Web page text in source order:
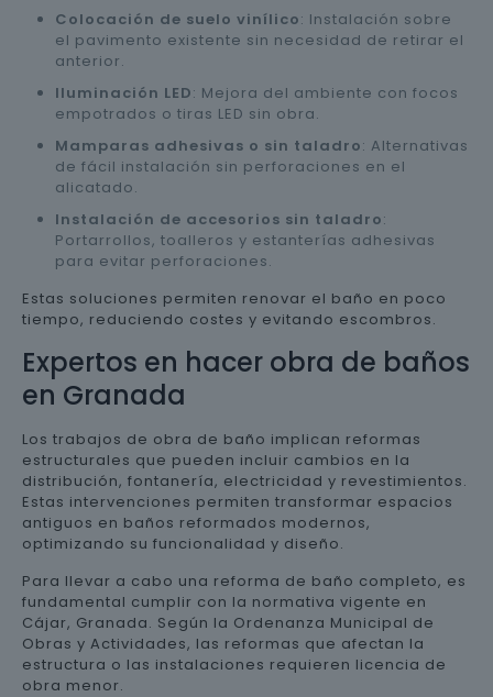
Colocación de suelo vinílico: Instalación sobre
el pavimento existente sin necesidad de retirar el
anterior.
Iluminación LED: Mejora del ambiente con focos
empotrados o tiras LED sin obra.
Mamparas adhesivas o sin taladro: Alternativas
de fácil instalación sin perforaciones en el
alicatado.
Instalación de accesorios sin taladro:
Portarrollos, toalleros y estanterías adhesivas
para evitar perforaciones.
Estas soluciones permiten renovar el baño en poco
tiempo, reduciendo costes y evitando escombros.
Expertos en hacer obra de baños
en Granada
Los trabajos de obra de baño implican reformas
estructurales que pueden incluir cambios en la
distribución, fontanería, electricidad y revestimientos.
Estas intervenciones permiten transformar espacios
antiguos en baños reformados modernos,
optimizando su funcionalidad y diseño.
Para llevar a cabo una reforma de baño completo, es
fundamental cumplir con la normativa vigente en
Cájar, Granada. Según la Ordenanza Municipal de
Obras y Actividades, las reformas que afectan la
estructura o las instalaciones requieren licencia de
obra menor.